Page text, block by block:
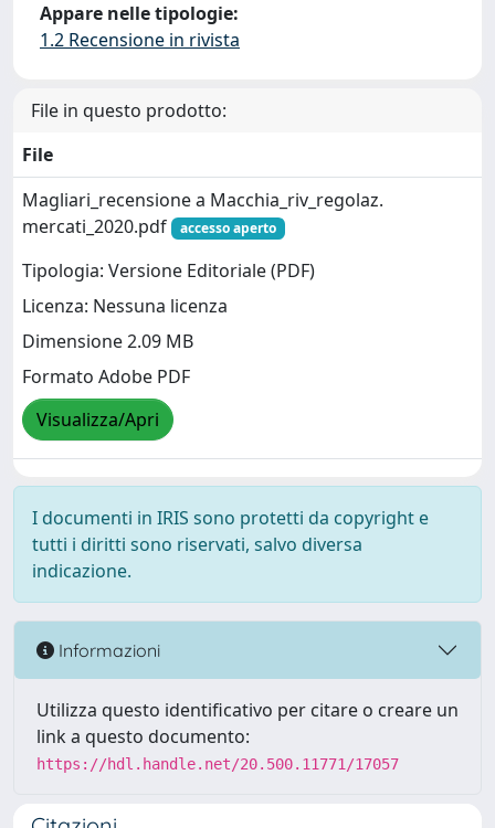
Appare nelle tipologie:
1.2 Recensione in rivista
File in questo prodotto:
File
Magliari_recensione a Macchia_riv_regolaz.
mercati_2020.pdf
accesso aperto
Tipologia: Versione Editoriale (PDF)
Licenza: Nessuna licenza
Dimensione 2.09 MB
Formato Adobe PDF
Visualizza/Apri
I documenti in IRIS sono protetti da copyright e
tutti i diritti sono riservati, salvo diversa
indicazione.
Informazioni
Utilizza questo identificativo per citare o creare un
link a questo documento:
https://hdl.handle.net/20.500.11771/17057